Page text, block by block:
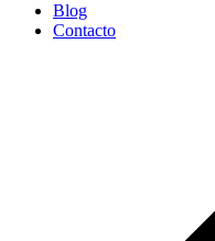
Blog
Contacto